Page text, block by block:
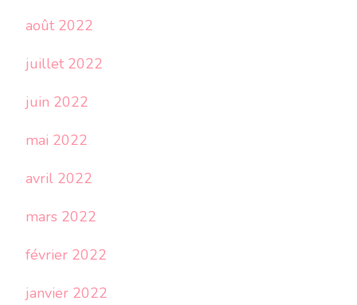
août 2022
juillet 2022
juin 2022
mai 2022
avril 2022
mars 2022
février 2022
janvier 2022